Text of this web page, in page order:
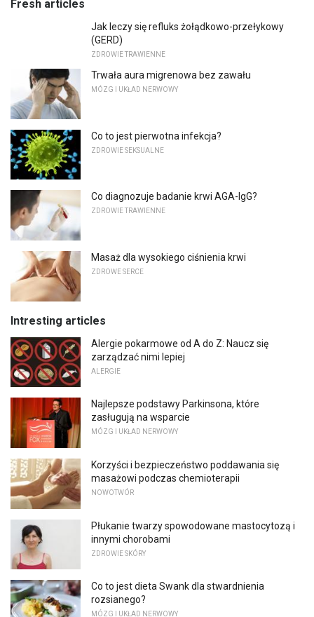
Fresh articles
Jak leczy się refluks żołądkowo-przełykowy
(GERD)
ZDROWIE TRAWIENNE
Trwała aura migrenowa bez zawału
MÓZG I UKŁAD NERWOWY
Co to jest pierwotna infekcja?
ZDROWIE SEKSUALNE
Co diagnozuje badanie krwi AGA-IgG?
ZDROWIE TRAWIENNE
Masaż dla wysokiego ciśnienia krwi
ZDROWE SERCE
Intresting articles
Alergie pokarmowe od A do Z: Naucz się
zarządzać nimi lepiej
ALERGIE
Najlepsze podstawy Parkinsona, które
zasługują na wsparcie
MÓZG I UKŁAD NERWOWY
Korzyści i bezpieczeństwo poddawania się
masażowi podczas chemioterapii
NOWOTWÓR
Płukanie twarzy spowodowane mastocytozą i
innymi chorobami
ZDROWIE SKÓRY
Co to jest dieta Swank dla stwardnienia
rozsianego?
MÓZG I UKŁAD NERWOWY